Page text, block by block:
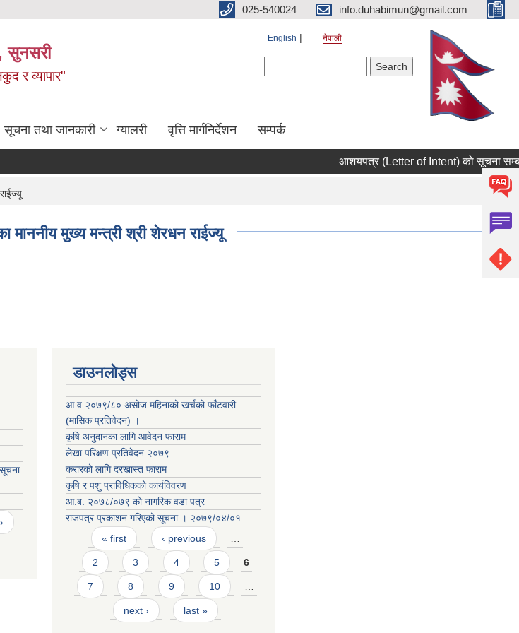
025-540024 info.duhabimun@gmail.com
सुनसरी
र व्यापार"
English नेपाली
सूचना तथा जानकारी ग्यालरी वृत्ति मार्गनिर्देशन सम्पर्क
आशयपत्र (Letter of Intent) को सूचना
माननीय मुख्य मन्त्री श्री शेरधन राईज्यू
डाउनलोड्स
आ.व.२०७९/८० असोज महिनाको खर्चको फाँटवारी
(मासिक प्रतिवेदन) ।
कृषि अनुदानका लागि आवेदन फाराम
लेखा परिक्षण प्रतिवेदन २०७९
करारको लाग‍ि दरखास्त फाराम
कृषि र पशु प्राविधिकको कार्यविवरण
आ.ब. २०७८/०७९ काे नागरिक वडा पत्र
राजपत्र प्रकाशन गरिएको सूचना । २०७९/०४/०१
Pages
« first ‹ previous
2 3 4 5 6
7 8 9 10
next › last »